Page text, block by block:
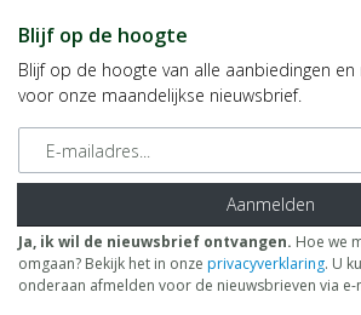
Blijf op de hoogte
Blijf op de hoogte van alle aanbiedingen en
voor onze maandelijkse nieuwsbrief.
E-mailadres
Aanmelden
Ja, ik wil de nieuwsbrief ontvangen. Hoe we
omgaan? Bekijk het in onze privacyverklaring. U
onderaan afmelden voor de nieuwsbrieven via e-